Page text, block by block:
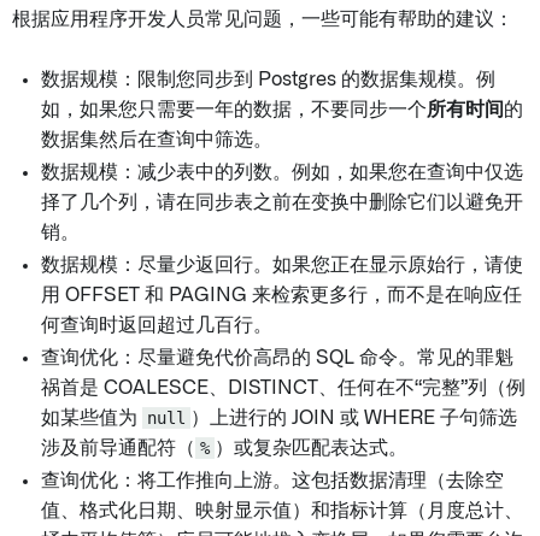
根据应用程序开发人员常见问题，一些可能有帮助的建议：
数据规模：限制您同步到 Postgres 的数据集规模。例
如，如果您只需要一年的数据，不要同步一个所有时间 的
数据集然后在查询中筛选。
数据规模：减少表中的列数。例如，如果您在查询中仅选
择了几个列，请在同步表之前在变换中删除它们以避免开
销。
数据规模：尽量少返回行。如果您正在显示原始行，请使
用 OFFSET 和 PAGING 来检索更多行，而不是在响应任
何查询时返回超过几百行。
查询优化：尽量避免代价高昂的 SQL 命令。常见的罪魁
祸首是 COALESCE、DISTINCT、任何在不“完整”列（例
如某些值为
null ）上进行的 JOIN 或 WHERE 子句筛选
涉及前导通配符（ % ）或复杂匹配表达式。
查询优化：将工作推向上游。这包括数据清理（去除空
值、格式化日期、映射显示值）和指标计算（月度总计、